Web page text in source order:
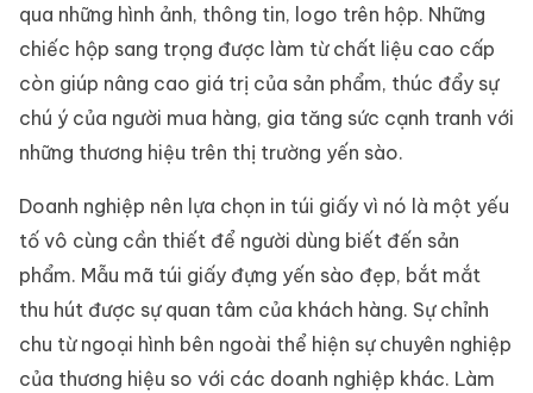
qua những hình ảnh, thông tin, logo trên hộp. Những
chiếc hộp sang trọng được làm từ chất liệu cao cấp
còn giúp nâng cao giá trị của sản phẩm, thúc đẩy sự
chú ý của người mua hàng, gia tăng sức cạnh tranh với
những thương hiệu trên thị trường yến sào.
Doanh nghiệp nên lựa chọn in túi giấy vì nó là một yếu
tố vô cùng cần thiết để người dùng biết đến sản
phẩm. Mẫu mã túi giấy đựng yến sào đẹp, bắt mắt
thu hút được sự quan tâm của khách hàng. Sự chỉnh
chu từ ngoại hình bên ngoài thể hiện sự chuyên nghiệp
của thương hiệu so với các doanh nghiệp khác. Làm